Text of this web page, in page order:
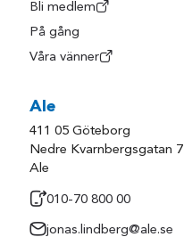
Bli medlem
På gång
Våra vänner
Ale
411 05 Göteborg
Nedre Kvarnbergsgatan 7
Ale
010-70 800 00
jonas.lindberg@ale.se